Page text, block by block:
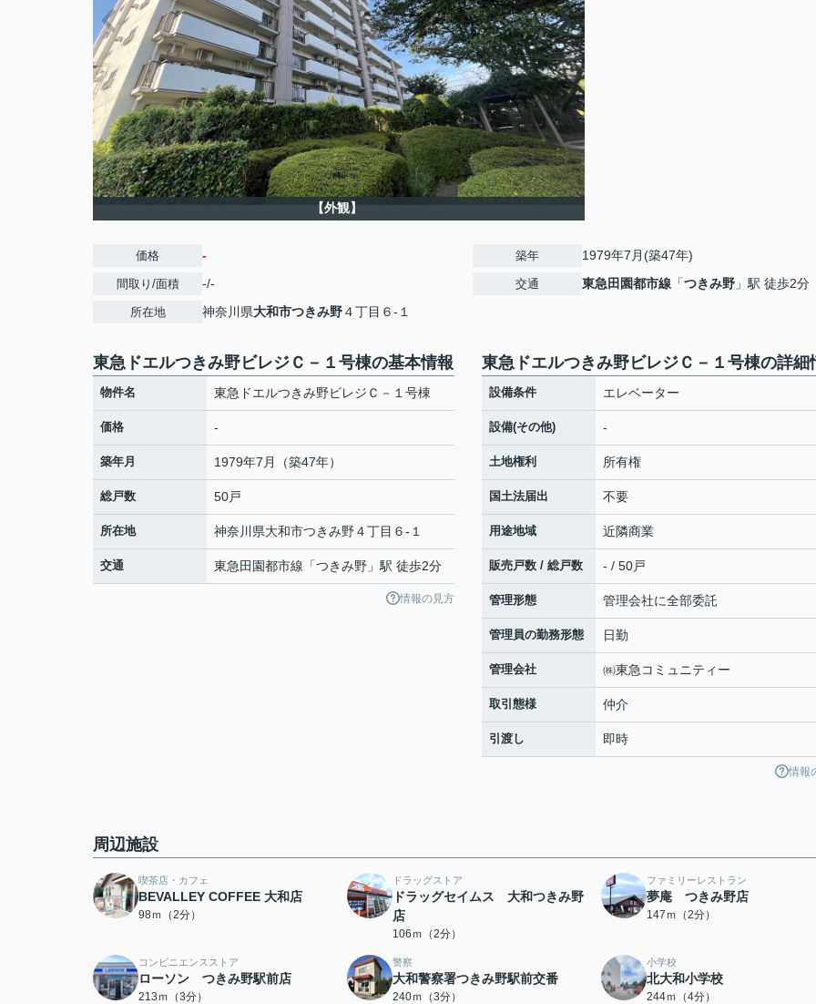
【外観】
価格 -
間取り/面積 -/-
所在地 神奈川県大和市つきみ野４丁目６-１
築年 1979年7月(築47年)
交通 東急田園都市線 「つきみ野 」駅 徒歩2分
東急ドエルつきみ野ビレジＣ－１号棟の基本情報
物件名 東急ドエルつきみ野ビレジＣ－１号棟
価格 -
築年月 1979年7月（築47年）
総戸数 50戸
所在地 神奈川県大和市つきみ野４丁目６-１
交通 東急田園都市線 「つきみ野 」駅 徒歩2分
情報の見方
東急ドエルつきみ野ビレジＣ－１号棟の詳細
設備条件 エレベーター
設備(その他) -
土地権利 所有権
国土法届出 不要
用途地域 近隣商業
販売戸数 / 総戸数 - / 50戸
管理形態 管理会社に全部委託
管理員の勤務形態 日勤
管理会社 ㈱東急コミュニティー
取引態様 仲介
引渡し 即時
情報
周辺施設
喫茶店・カフェ
BEVALLEY COFFEE 大和店
98ｍ（2分）
ドラッグストア
ドラッグセイムス 大和つきみ野
店
106ｍ（2分）
ファミリーレストラン
夢庵 つきみ野店
147ｍ（2分）
コンビニエンスストア
ローソン つきみ野駅前店
213ｍ（3分）
警察
大和警察署つきみ野駅前交番
240ｍ（3分）
小学校
北大和小学校
244ｍ（4分）